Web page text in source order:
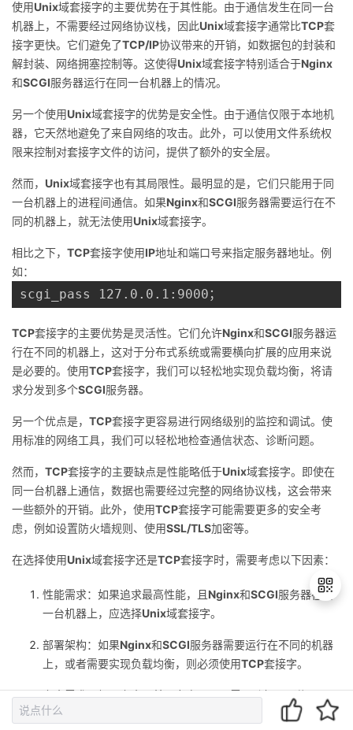
使用Unix域套接字的主要优势在于其性能。由于通信发生在同一台
机器上，不需要经过网络协议栈，因此Unix域套接字通常比TCP套
接字更快。它们避免了TCP/IP协议带来的开销，如数据包的封装和
解封装、网络拥塞控制等。这使得Unix域套接字特别适合于Nginx
和SCGI服务器运行在同一台机器上的情况。
另一个使用Unix域套接字的优势是安全性。由于通信仅限于本地机
器，它天然地避免了来自网络的攻击。此外，可以使用文件系统权
限来控制对套接字文件的访问，提供了额外的安全层。
然而， Unix域套接字也有其局限性。最明显的是，它们只能用于同
一台机器上的进程间通信。如果Nginx和SCGI服务器需要运行在不
同的机器上，就无法使用Unix域套接字。
相比之下， TCP套接字使用IP地址和端口号来指定服务器地址。例
如：
TCP套接字的主要优势是灵活性。它们允许Nginx和SCGI服务器运
行在不同的机器上，这对于分布式系统或需要横向扩展的应用来说
是必要的。使用TCP套接字，我们可以轻松地实现负载均衡，将请
求分发到多个SCGI服务器。
另一个优点是， TCP套接字更容易进行网络级别的监控和调试。使
用标准的网络工具，我们可以轻松地检查通信状态、诊断问题。
然而， TCP套接字的主要缺点是性能略低于Unix域套接字。即使在
同一台机器上通信，数据也需要经过完整的网络协议栈，这会带来
一些额外的开销。此外，使用TCP套接字可能需要更多的安全考
虑，例如设置防火墙规则、使用SSL/TLS加密等。
在选择使用Unix域套接字还是TCP套接字时，需要考虑以下因素：
性能需求：如果追求最高性能，且Nginx和SCGI服务器在同
一台机器上，应选择Unix域套接字。
部署架构：如果Nginx和SCGI服务器需要运行在不同的机器
上，或者需要实现负载均衡，则必须使用TCP套接字。
安全需求：如果安全是首要考虑，且不需要跨机器通信，
Unix